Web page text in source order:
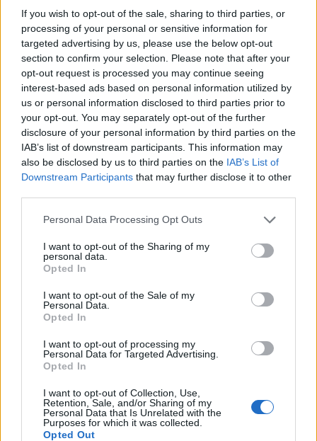
If you wish to opt-out of the sale, sharing to third parties, or
processing of your personal or sensitive information for
targeted advertising by us, please use the below opt-out
section to confirm your selection. Please note that after your
opt-out request is processed you may continue seeing
interest-based ads based on personal information utilized by
us or personal information disclosed to third parties prior to
your opt-out. You may separately opt-out of the further
disclosure of your personal information by third parties on the
IAB’s list of downstream participants. This information may
also be disclosed by us to third parties on the IAB’s List of
Downstream Participants that may further disclose it to other
Please note that this website/app uses one or more Google
not limited to your visit or usage behaviour. You may click to
grant or deny consent to Google and its third-party tags to
use your data for below specified purposes in below Google
consent section.
Personal Data Processing Opt Outs
I want to opt-out of the Sharing of my
personal data.
Opted In
I want to opt-out of the Sale of my
Personal Data.
Opted In
I want to opt-out of processing my
Personal Data for Targeted Advertising.
Opted In
I want to opt-out of Collection, Use,
Retention, Sale, and/or Sharing of my
Personal Data that Is Unrelated with the
Purposes for which it was collected.
Opted Out
Emergenza carceri, stanno scoppiando: le
situazioni peggiori a Tempio, Sassari e Nuoro
Calcio Budoni
Serie D
Condividi l'articolo
F
a
ce
b
o
o
k
T
w
it
te
r
Pi
n
re
W
h
s
p
p
S
h
re
Prossimo articolo
NOTIZIE RECENTI